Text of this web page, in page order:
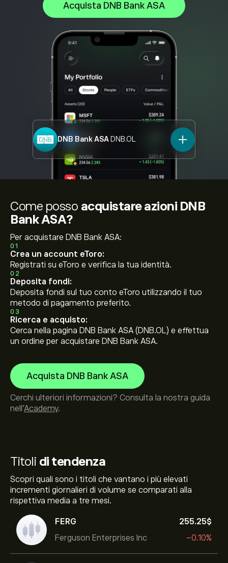
Acquista DNB Bank ASA
DNB Bank ASA DNB.OL
Titoli di tendenza
Scopri quali sono i titoli che vantano i più elevati
incrementi giornalieri di volume se comparati alla
rispettiva media a tre mesi.
FERG
Ferguson Enterprises Inc
255.25‎$‎
-0.10%
Come posso acquistare azioni DNB
Bank ASA?
Per acquistare DNB Bank ASA:
01
Crea un account eToro:
Registrati su eToro e verifica la tua identità.
02
Deposita fondi:
Deposita fondi sul tuo conto eToro utilizzando il tuo
metodo di pagamento preferito.
03
Ricerca e acquisto:
Cerca nella pagina DNB Bank ASA (DNB.OL) e effettua
un ordine per acquistare DNB Bank ASA.
Acquista DNB Bank ASA
Cerchi ulteriori informazioni? Consulta la nostra guida
nell’Academy.